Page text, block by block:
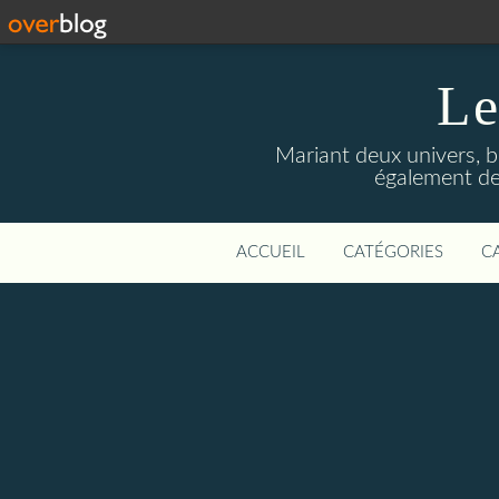
Mariant deux univers,
également
ACCUEIL CATÉGORIES